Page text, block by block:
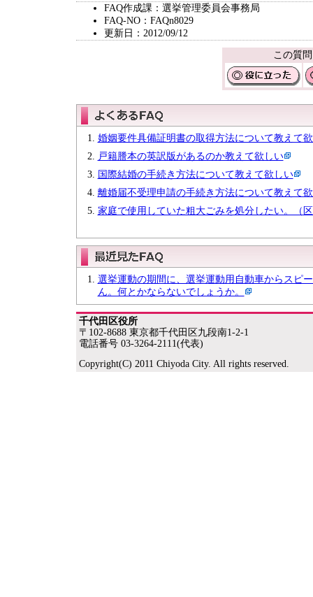
FAQ作成課：選挙管理委員会事務局
FAQ-NO：FAQn8029
更新日：2012/09/12
この質
婚姻要件具備証明書の取得方法について教えて
戸籍謄本の英訳版があるのか教えて欲しい
国際結婚の手続き方法について教えて欲しい
離婚届不受理申請の手続き方法について教えて
家庭で使用していた粗大ごみを処分したい。（
選挙運動の期間に、選挙運動用自動車からスピ
ん。何とかならないでしょうか。
千代田区役所
〒102-8688 東京都千代田区九段南1-2-1
電話番号 03-3264-2111(代表)
Copyright(C) 2011 Chiyoda City. All rights reserved.